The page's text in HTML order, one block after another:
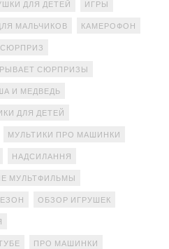
ДЛЯ ДЕТЕЙ ИГРЫ
МАЛЬЧИКОВ КАМЕРОФОН
СЮРПРИЗЫ
И МЕДВЕДЬ
ДЛЯ ДЕТЕЙ
МУЛЬТИКИ ПРО МАШИНКИ
НАДСИЛАННЯ
МУЛЬТФИЛЬМЫ
ОБЗОР ИГРУШЕК
ПРО МАШИНКИ